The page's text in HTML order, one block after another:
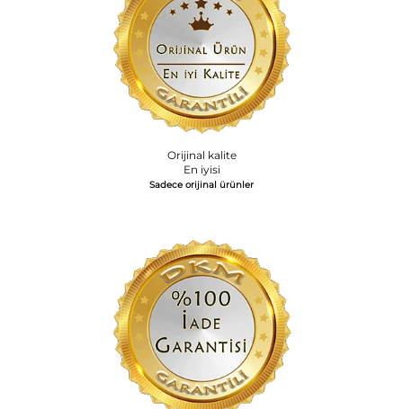
Orijinal kalite
En iyisi
Sadece orijinal ürünler